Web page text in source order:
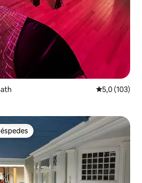
Calificación
5,0 (103)
más destacados